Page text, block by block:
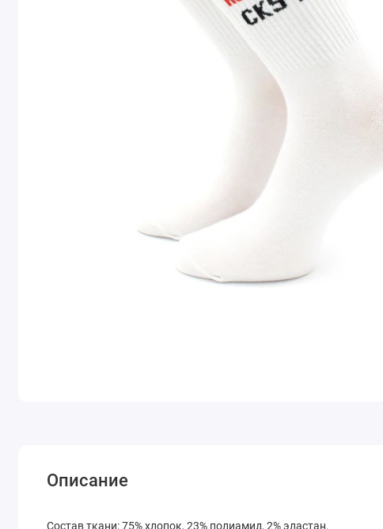
Описание
Состав ткани: 75% хлопок, 23% полиамид, 2% эластан.